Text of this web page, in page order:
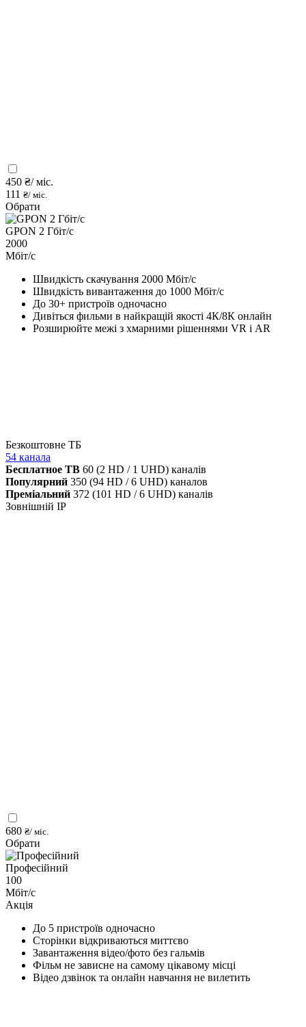
450 ₴/ міс.
111 ₴/ міс.
Обрати
GPON 2 Гбіт/с
2000
Мбіт/с
Швидкість скачування 2000 Мбіт/с
Швидкість вивантаження до 1000 Мбіт/с
До 30+ пристроїв одночасно
Дивіться фильми в найкращій якості 4К/8К онлайн
Розширюйте межі з хмарними рішеннями VR і AR
Безкоштовне ТБ
54 канала
Бесплатное ТВ 60 (2 HD / 1 UHD) каналів
Популярний 350 (94 HD / 6 UHD) каналов
Преміальний 372 (101 HD / 6 UHD) каналів
Зовнішній IP
680 ₴/ міс.
Обрати
Професійний
100
Мбіт/с
Акція
До 5 пристроїв одночасно
Сторінки відкриваються миттєво
Завантаження відео/фото без гальмів
Фільм не зависне на самому цікавому місці
Відео дзвінок та онлайн навчання не вилетить